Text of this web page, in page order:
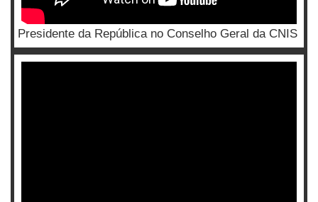
Presidente da República no Conselho Geral da CNIS